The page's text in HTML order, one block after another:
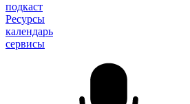
подкаст
Ресурсы
календарь
сервисы